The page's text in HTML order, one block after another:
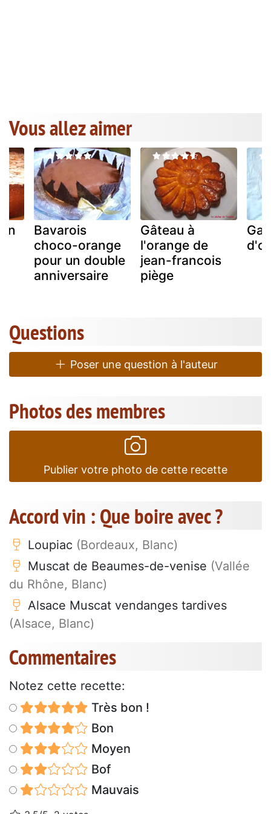
Vous allez aimer
Bavarois
choco-orange
pour un double
anniversaire
Gâteau à
l'orange de
jean-francois
piège
Questions
Poser une question à l'auteur
Photos des membres
Publier votre photo de cette recette
Accord vin : Que boire avec ?
Loupiac (Bordeaux, Blanc)
Muscat de Beaumes-de-venise (Vallée
du Rhône, Blanc)
Alsace Muscat vendanges tardives
(Alsace, Blanc)
Commentaires
Notez cette recette:
Très bon !
Bon
Moyen
Bof
Mauvais